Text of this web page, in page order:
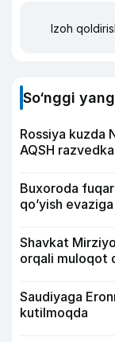
Izoh
So‘nggi
Rossiya kuzda
AQSH
Buxoroda
qo’yish
Shavkat
orqali muloqot
Saudiyaga
kutilmoqda